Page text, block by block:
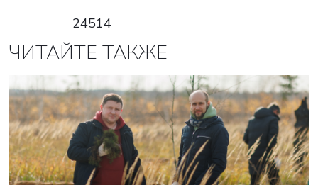
24514
ЧИТАЙТЕ ТАКЖЕ